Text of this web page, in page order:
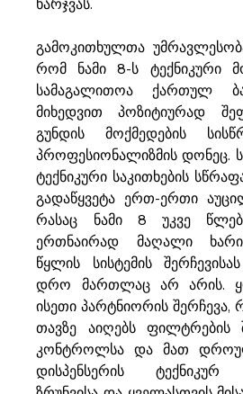
გამოკითხულთა
რომ ნამი 8-ს ტექნიკური
სამაგალითოა ქართულ
მიხედვით პოზიტიურად
გუნდის მოქმედების
პროფესიონალიზმის დონეც.
ტექნიკური საკითხების
გადაწყვეტა ერთ-ერთი
რასაც ნამი 8 უკვე
ერთნაირად მაღალი
წყლის სისტემის
დრო მართლაც არ არის.
ისეთი პარტნიორის
თავზე აიღებს ფილტრების
კონტროლსა და მათ
დისპენსერის ტექნიკურ